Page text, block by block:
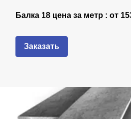
Балка 18 цена за метр : от
Заказать